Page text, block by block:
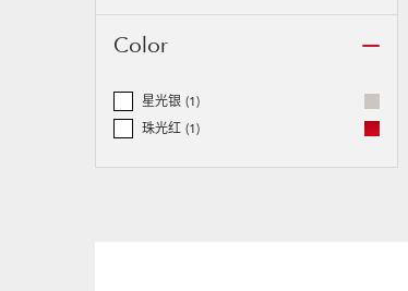
Color
星光银 (1)
珠光红 (1)